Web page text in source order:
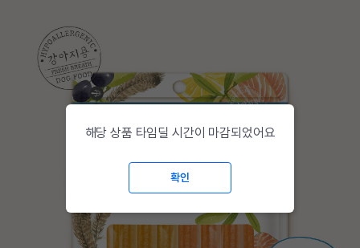
해당 상품 타임딜 시간이 마감되었어요
확인